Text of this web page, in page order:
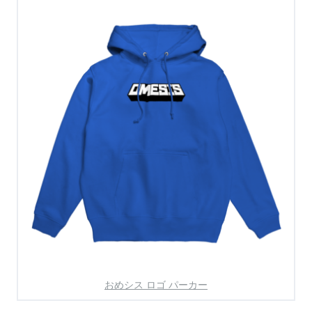
おめシス ロゴ パーカー